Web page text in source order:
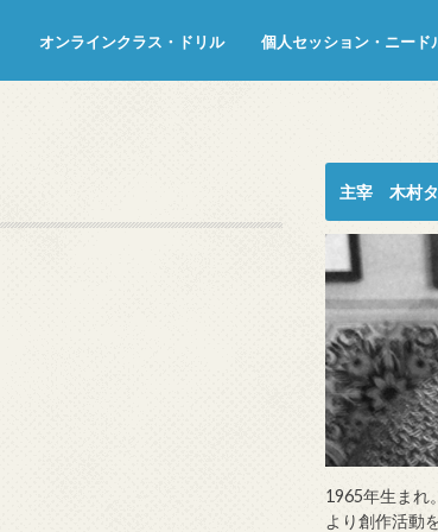
オンラインクラス・ドリル 個人セッション・ニード
主宰 木村タ
1965年生まれ
より創作活動